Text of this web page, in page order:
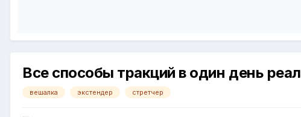
Все способы тракций в один день
вешалка экстендер стретчер